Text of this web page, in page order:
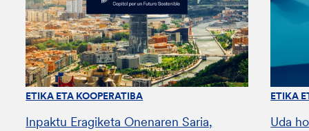
ETIKA ETA KOOPERATIBA
Inpaktu Eragiketa Onenaren Saria,
ETIKA
Uda